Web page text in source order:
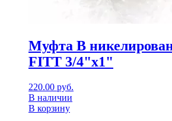
Муфта В
FITT 3/4"x1"
220.00 руб.
В наличии
В корзину